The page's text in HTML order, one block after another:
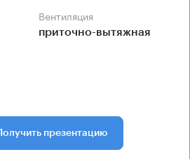
Вентиляция
приточно-вытяжная
Получить презентацию